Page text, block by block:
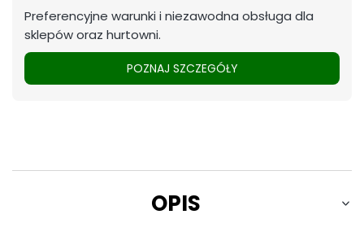
Preferencyjne warunki i niezawodna obsługa dla
sklepów oraz hurtowni.
POZNAJ SZCZEGÓŁY
OPIS